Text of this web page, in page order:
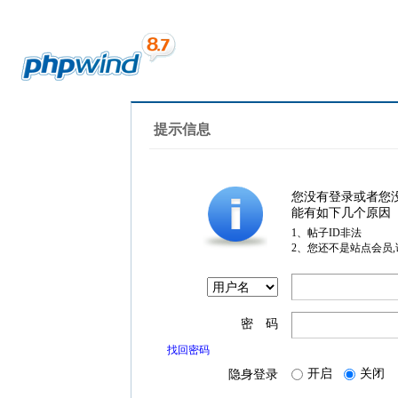
提示信息
您没有登录或者您
能有如下几个原因
1、帖子ID非法
2、您还不是站点会员
密 码
找回密码
隐身登录 开启 关闭